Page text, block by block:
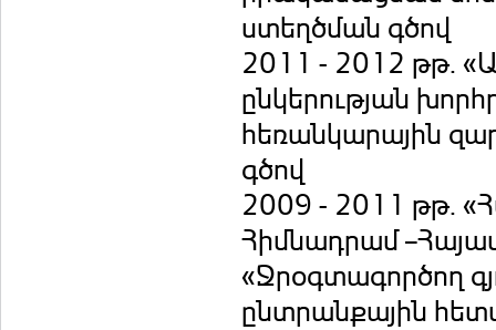
ստեղծման գծով
2011 - 2012 թթ.
ընկերության
հեռանկարային
գծով
2009 - 2011 թթ.
Հիմնադրամ
«Ջրօգտագործող
ընտրանքային